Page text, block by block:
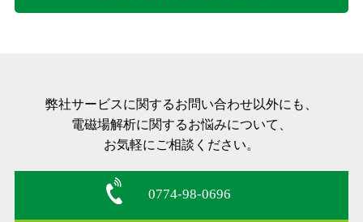
弊社サービスに関するお問い合わせ以外にも、
電磁場解析に関するお悩みについて、
お気軽にご相談ください。
0774-98-0696